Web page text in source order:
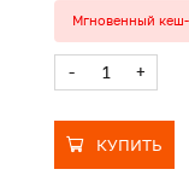
Мгновенный
- +
КУПИТЬ